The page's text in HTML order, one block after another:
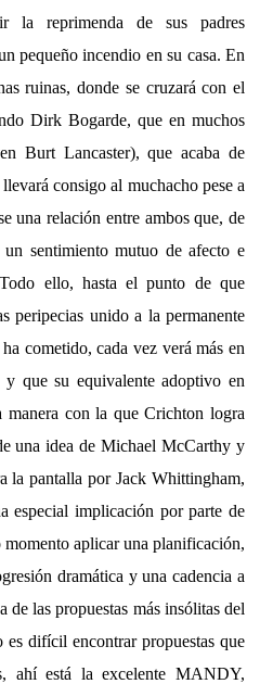
la reprimenda de sus padres
pequeño incendio en su casa. En
ruinas, donde se cruzará con el
Dirk Bogarde, que en muchos
Burt Lancaster), que acaba de
consigo al muchacho pese a
una relación entre ambos que, de
sentimiento mutuo de afecto e
ello, hasta el punto de que
peripecias unido a la permanente
cometido, cada vez verá más en
que su equivalente adoptivo en
con la que Crichton logra
una idea de Michael McCarthy y
la pantalla por Jack Whittingham,
especial implicación por parte de
aplicar una planificación,
dramática y una cadencia a
las propuestas más insólitas del
difícil encontrar propuestas que
ahí está la excelente MANDY,